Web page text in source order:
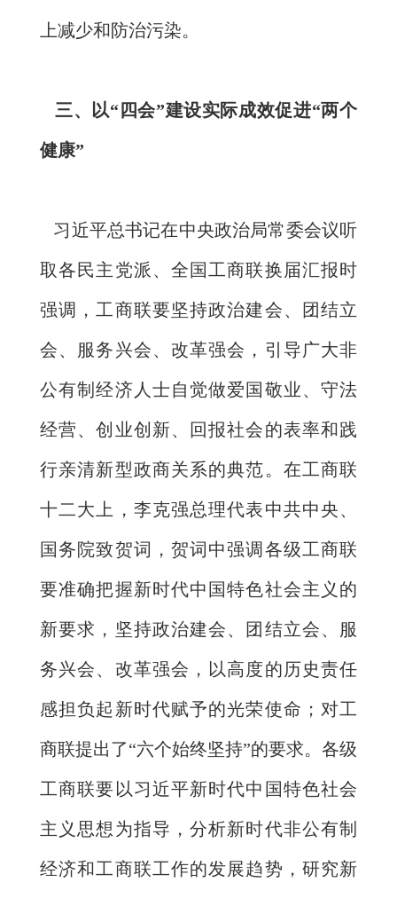
上减少和防治污染。
三、以“四会”建设实际成效促进“两个
健康”
习近平总书记在中央政治局常委会议听
取各民主党派、全国工商联换届汇报时
强调，工商联要坚持政治建会、团结立
会、服务兴会、改革强会，引导广大非
公有制经济人士自觉做爱国敬业、守法
经营、创业创新、回报社会的表率和践
行亲清新型政商关系的典范。在工商联
十二大上，李克强总理代表中共中央、
国务院致贺词，贺词中强调各级工商联
要准确把握新时代中国特色社会主义的
新要求，坚持政治建会、团结立会、服
务兴会、改革强会，以高度的历史责任
感担负起新时代赋予的光荣使命；对工
商联提出了“六个始终坚持”的要求。各级
工商联要以习近平新时代中国特色社会
主义思想为指导，分析新时代非公有制
经济和工商联工作的发展趋势，研究新